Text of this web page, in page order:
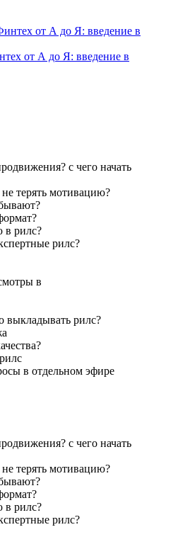
от А до Я: введение в
с чего начать
терять мотивацию?
в рилс?
рилс?
в
выкладывать рилс?
в отдельном эфире
с чего начать
терять мотивацию?
в рилс?
рилс?